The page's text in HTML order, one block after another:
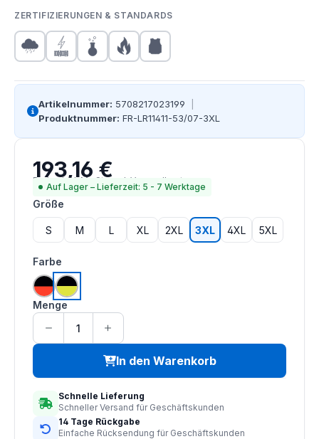
ZERTIFIZIERUNGEN & STANDARDS
Artikelnummer: 5708217023199
Produktnummer: FR-LR11411-53/07-3XL
Regulärer Preis:
193,16 €
Preise inkl. MwSt. zzgl. Versandkosten
Auf Lager – Lieferzeit: 5 - 7 Werktage
Größe
S M L XL 2XL 3XL 4XL 5XL
Farbe
hi vis orange | schwarz
hi vis saturn gelb | schwarz
Menge
In den Warenkorb
Schnelle Lieferung
Schneller Versand für Geschäftskunden
14 Tage Rückgabe
Einfache Rücksendung für Geschäftskunden